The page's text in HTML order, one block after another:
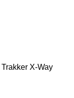
Trakker X-Way